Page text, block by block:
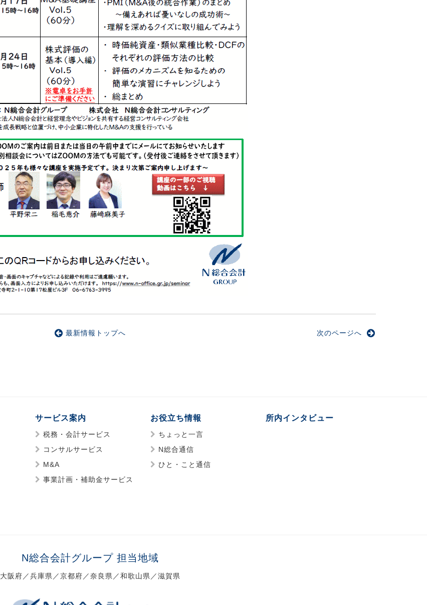
最新情報トップへ 次のページへ
サービス案内
税務・会計サービス
コンサルサービス
M&A
事業計画・補助金サービス
お役立ち情報
ちょっと一言
N総合通信
ひと・こと通信
所内インタビュー
N総合会計グループ 担当地域
大阪府／兵庫県／京都府／奈良県／和歌山県／滋賀県